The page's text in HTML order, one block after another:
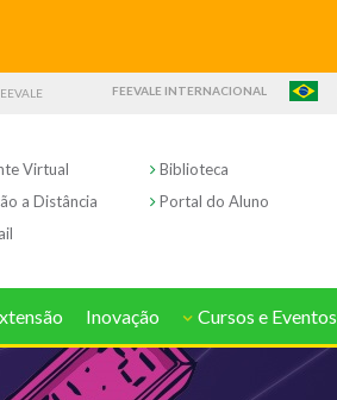
FEEVALE INTERNACIONAL
Virtual
Biblioteca
a Distância
Portal do Aluno
Inovação Cursos e Eventos